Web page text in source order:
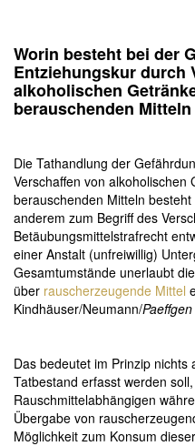
Worin besteht bei der
Entziehungskur durch
alkoholischen
berauschenden
Die Tathandlung der
Verschaffen von alkoholischen
berauschenden Mitteln
anderem zum Begriff des
Betäubungsmittelstrafrecht
einer Anstalt (unfreiwillig)
Gesamtumstände unerlaubt
über rauscherzeugende Mittel
Kindhäuser/Neumann/Paeffgen
Das bedeutet im Prinzip
Tatbestand erfasst werden
Rauschmittelabhängigen
Übergabe von
Möglichkeit zum Konsum